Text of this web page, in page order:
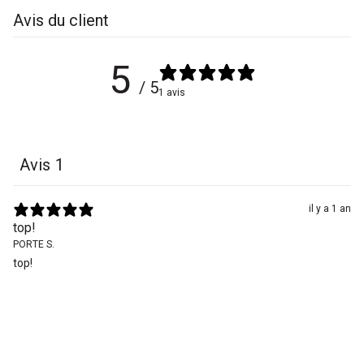
Avis du client
5 / 51 avis
Avis 1
il y a 1 an
top!
PORTE S.
top!